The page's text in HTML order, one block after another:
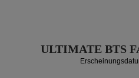
ULTIMATE BTS